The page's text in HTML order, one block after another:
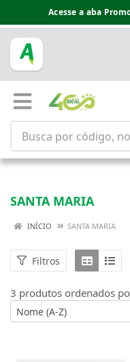
Acesse a aba
SANTA MARIA
INÍCIO SANTA MARIA
Filtros
3 produtos ordenados